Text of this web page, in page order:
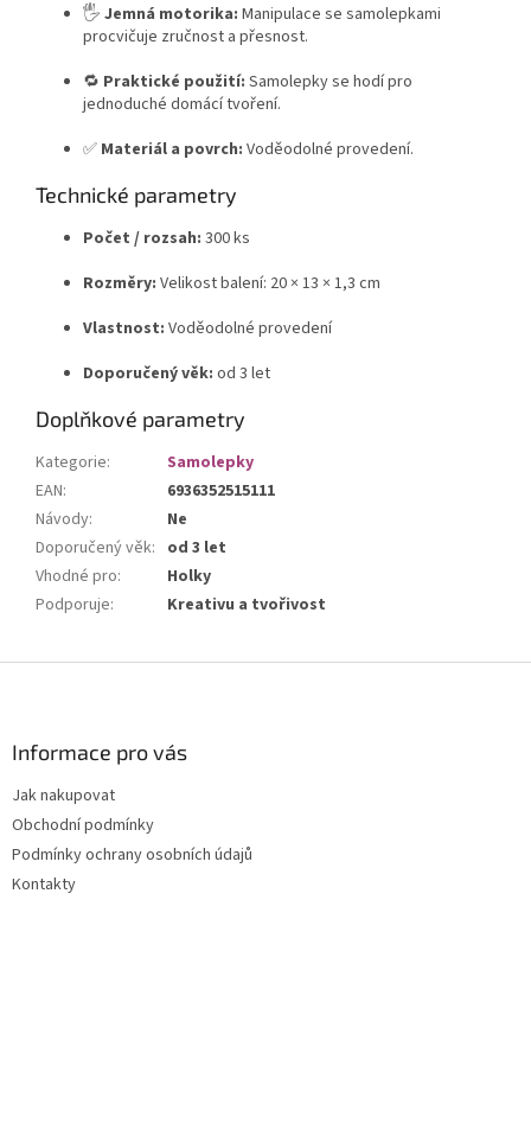
🖐️ Jemná motorika: Manipulace se samolepkami
procvičuje zručnost a přesnost.
🔁 Praktické použití: Samolepky se hodí pro
jednoduché domácí tvoření.
✅ Materiál a povrch: Voděodolné provedení.
Technické parametry
Počet / rozsah: 300 ks
Rozměry: Velikost balení: 20 × 13 × 1,3 cm
Vlastnost: Voděodolné provedení
Doporučený věk: od 3 let
Doplňkové parametry
Kategorie:
Samolepky
EAN:
6936352515111
Návody:
Ne
Doporučený věk: od 3 let
Vhodné pro:
Holky
Podporuje: Kreativu a tvořivost
Informace pro vás
Jak nakupovat
Obchodní podmínky
Podmínky ochrany osobních údajů
Kontakty